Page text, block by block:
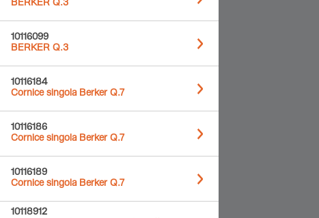
BERKER Q.3
10116099
BERKER Q.3
10116184
Cornice singola Berker Q.7
10116186
Cornice singola Berker Q.7
10116189
Cornice singola Berker Q.7
10118912